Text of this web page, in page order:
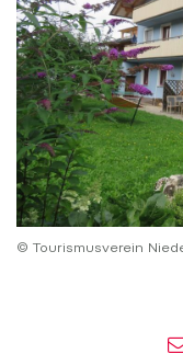
© Tourismusverein